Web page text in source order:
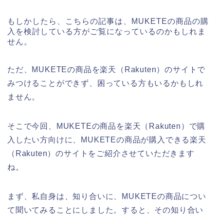
もしかしたら、こちらの記事は、MUKETEの商品の購
入を検討している方がご覧になっているのかもしれま
せん。
ただ、MUKETEの商品を楽天（Rakuten）のサイトで
みつけることができず、困っている方もいるかもしれ
ません。
そこで今回、MUKETEの商品を楽天（Rakuten）で購
入したい方向けに、MUKETEの商品が購入できる楽天
（Rakuten）のサイトをご紹介させていただきます
ね。
まず、私自身は、知り合いに、MUKETEの商品につい
て聞いてみることにしました。すると、その知り合い